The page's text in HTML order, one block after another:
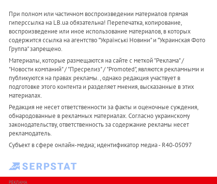
При полном или частичном воспроизведении материалов прямая
гиперссылка на LB.ua обязательна! Перепечатка, копирование,
воспроизведение или иное использование материалов, в которых
содержится ссылка на агентство "Українськi Новини" и "Украинская Фото
Группа" запрещено.
Материалы, которые размещаются на сайте с меткой "Реклама" /
"Новости компаний" / "Пресрелиз" / "Promoted", являются рекламными и
публикуются на правах рекламы. , однако редакция участвует в
подготовке этого контента и разделяет мнения, высказанные в этих
материалах.
Редакция не несет ответственности за факты и оценочные суждения,
обнародованные в рекламных материалах. Согласно украинскому
законодательству, ответственность за содержание рекламы несет
рекламодатель.
Субъект в сфере онлайн-медиа; идентификатор медиа - R40-05097
РЕКЛАМА